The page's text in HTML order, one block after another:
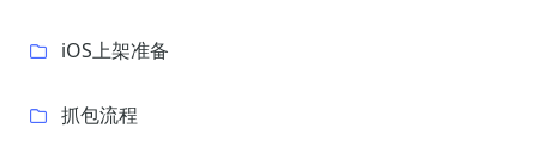
iOS上架准备
抓包流程